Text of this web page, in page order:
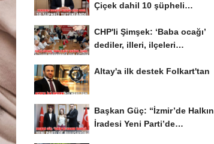
Çiçek dahil 10 şüpheli
CHP'li Şimşek: ‘Baba ocağı’
dediler, illeri, ilçeleri
Altay'a ilk destek Folkart'tan
Başkan Güç: “İzmir’de Halkın
İradesi Yeni Parti’de